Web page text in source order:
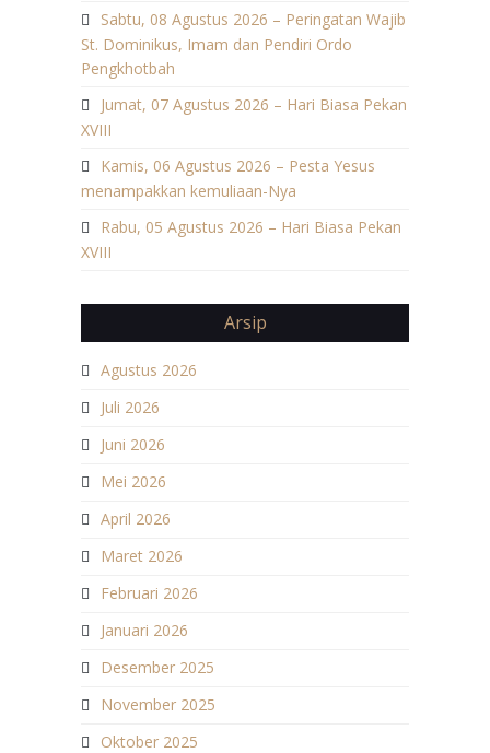
Sabtu, 08 Agustus 2026 – Peringatan Wajib
St. Dominikus, Imam dan Pendiri Ordo
Pengkhotbah
Jumat, 07 Agustus 2026 – Hari Biasa Pekan
XVIII
Kamis, 06 Agustus 2026 – Pesta Yesus
menampakkan kemuliaan-Nya
Rabu, 05 Agustus 2026 – Hari Biasa Pekan
XVIII
Arsip
Agustus 2026
Juli 2026
Juni 2026
Mei 2026
April 2026
Maret 2026
Februari 2026
Januari 2026
Desember 2025
November 2025
Oktober 2025